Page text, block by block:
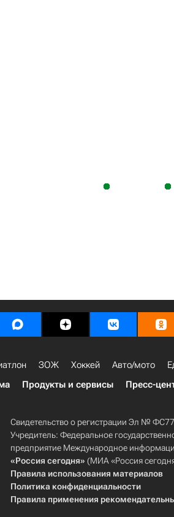
ЗОЖ Хоккей Авто/мото
Продукты и сервисы Пресс-
Свидетельство о регистрации Эл №
Учредитель: Федеральное
предприятие Международное
«Россия сегодня» (МИА «Россия
Правила использования материалов
Политика конфиденциальности
Правила применения